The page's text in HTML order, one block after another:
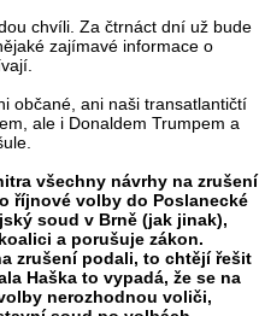
chvíli. Za čtrnáct dní už bude
zajímavé informace o
občané, ani naši transatlantičtí
ale i Donaldem Trumpem a
všechny návrhy na zrušení
říjnové volby do Poslanecké
soud v Brně (jak jinak),
a porušuje zákon.
zrušení podali, to chtějí řešit
Haška to vypadá, že se na
nerozhodnou voliči,